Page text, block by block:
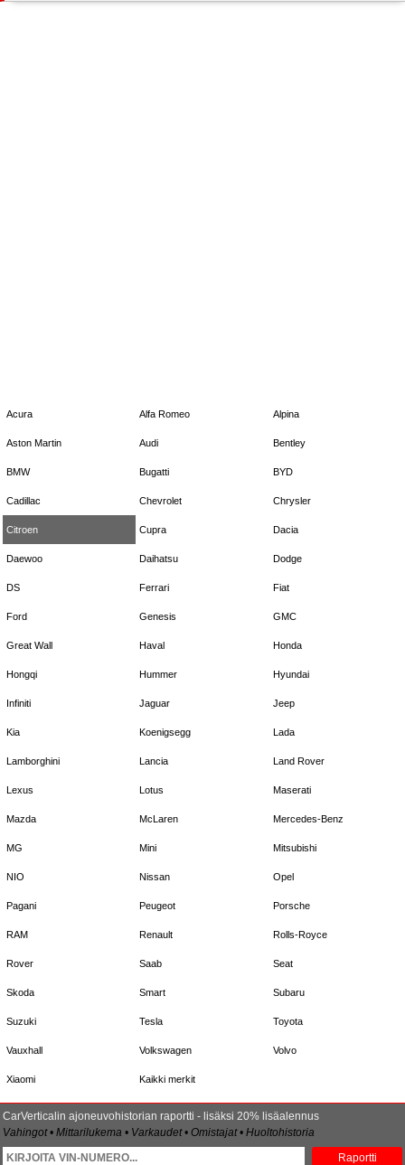
Acura Alfa Romeo Alpina
Aston Martin Audi Bentley
BMW Bugatti BYD
Cadillac Chevrolet Chrysler
Citroen Cupra Dacia
Daewoo Daihatsu Dodge
DS Ferrari Fiat
Ford Genesis GMC
Great Wall Haval Honda
Hongqi Hummer Hyundai
Infiniti Jaguar Jeep
Kia Koenigsegg Lada
Lamborghini Lancia Land Rover
Lexus Lotus Maserati
Mazda McLaren Mercedes-Benz
MG Mini Mitsubishi
NIO Nissan Opel
Pagani Peugeot Porsche
RAM Renault Rolls-Royce
Rover Saab Seat
Skoda Smart Subaru
Suzuki Tesla Toyota
Vauxhall Volkswagen Volvo
Xiaomi Kaikki merkit
CarVerticalin ajoneuvohistorian raportti - lisäksi 20% lisäalennus
Vahingot • Mittarilukema • Varkaudet • Omistajat • Huoltohistoria
Raportti